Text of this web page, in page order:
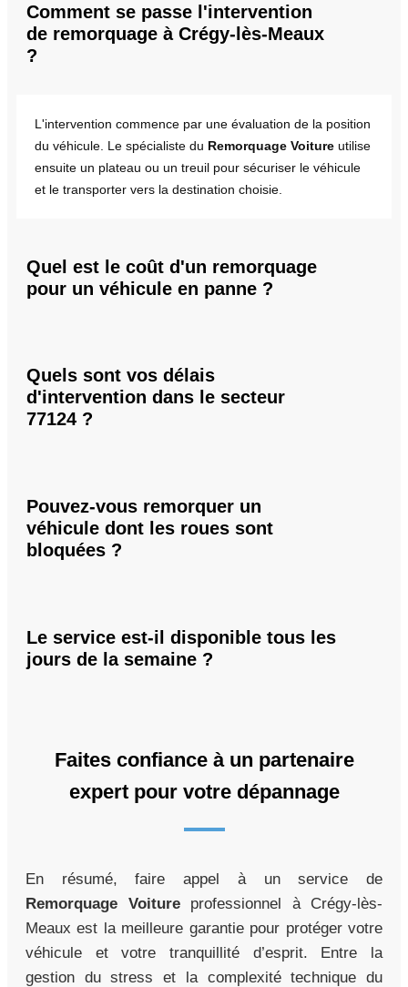
Comment se passe l'intervention
de remorquage à Crégy-lès-Meaux
?
L'intervention commence par une évaluation de la position
du véhicule. Le spécialiste du Remorquage Voiture utilise
ensuite un plateau ou un treuil pour sécuriser le véhicule
et le transporter vers la destination choisie.
Quel est le coût d'un remorquage
pour un véhicule en panne ?
Quels sont vos délais
d'intervention dans le secteur
77124 ?
Pouvez-vous remorquer un
véhicule dont les roues sont
bloquées ?
Le service est-il disponible tous les
jours de la semaine ?
Faites confiance à un partenaire
expert pour votre dépannage
En résumé, faire appel à un service de
Remorquage Voitureprofessionnel à Crégy-lès-
Meaux est la meilleure garantie pour protéger votre
véhicule et votre tranquillité d’esprit. Entre la
gestion du stress et la complexité technique du